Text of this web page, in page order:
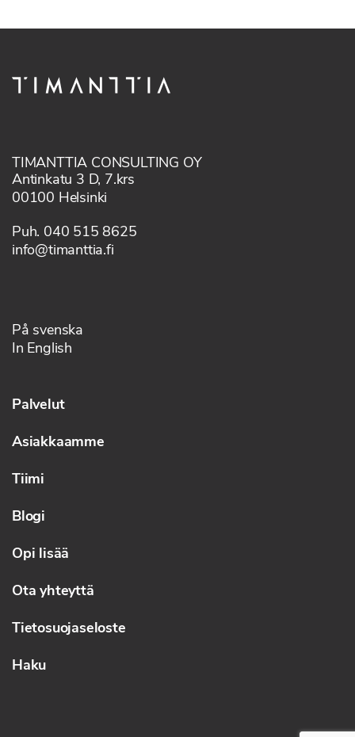
TIMANTTIA CONSULTING OY
Antinkatu 3 D, 7.krs
00100 Helsinki
Puh. 040 515 8625
info@timanttia.fi
På svenska
In English
Palvelut
Asiakkaamme
Tiimi
Blogi
Opi lisää
Ota yhteyttä
Tietosuojaseloste
Haku